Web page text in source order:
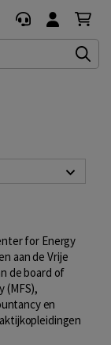
for Energy
aan de Vrije
de board of
(MFS),
en